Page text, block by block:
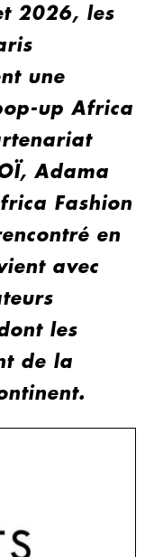
2026, les
une
up Africa
Adama
Fashion
en
avec
les
de la